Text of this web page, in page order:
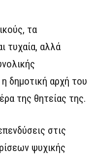
τα
τυχαία, αλλά
δημοτική αρχή του
της θητείας της.
στις
ψυχικής